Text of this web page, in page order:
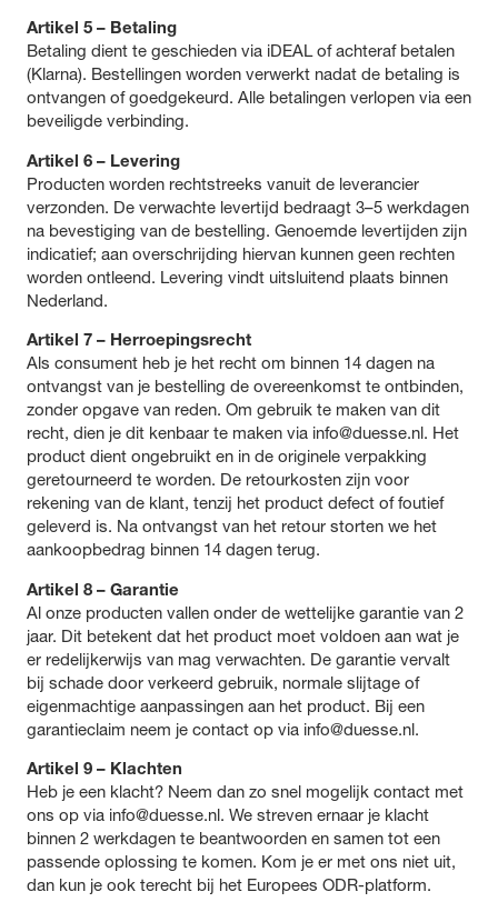
Artikel 5 – Betaling
Betaling dient te geschieden via iDEAL of achteraf betalen
(Klarna). Bestellingen worden verwerkt nadat de betaling is
ontvangen of goedgekeurd. Alle betalingen verlopen via een
beveiligde verbinding.
Artikel 6 – Levering
Producten worden rechtstreeks vanuit de leverancier
verzonden. De verwachte levertijd bedraagt 3–5 werkdagen
na bevestiging van de bestelling. Genoemde levertijden zijn
indicatief; aan overschrijding hiervan kunnen geen rechten
worden ontleend. Levering vindt uitsluitend plaats binnen
Nederland.
Artikel 7 – Herroepingsrecht
Als consument heb je het recht om binnen 14 dagen na
ontvangst van je bestelling de overeenkomst te ontbinden,
zonder opgave van reden. Om gebruik te maken van dit
recht, dien je dit kenbaar te maken via info@duesse.nl. Het
product dient ongebruikt en in de originele verpakking
geretourneerd te worden. De retourkosten zijn voor
rekening van de klant, tenzij het product defect of foutief
geleverd is. Na ontvangst van het retour storten we het
aankoopbedrag binnen 14 dagen terug.
Artikel 8 – Garantie
Al onze producten vallen onder de wettelijke garantie van 2
jaar. Dit betekent dat het product moet voldoen aan wat je
er redelijkerwijs van mag verwachten. De garantie vervalt
bij schade door verkeerd gebruik, normale slijtage of
eigenmachtige aanpassingen aan het product. Bij een
garantieclaim neem je contact op via info@duesse.nl.
Artikel 9 – Klachten
Heb je een klacht? Neem dan zo snel mogelijk contact met
ons op via info@duesse.nl. We streven ernaar je klacht
binnen 2 werkdagen te beantwoorden en samen tot een
passende oplossing te komen. Kom je er met ons niet uit,
dan kun je ook terecht bij het Europees ODR-platform.